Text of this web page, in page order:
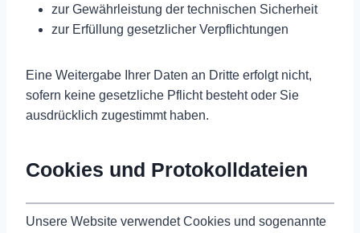
zur Gewährleistung der technischen Sicherheit
zur Erfüllung gesetzlicher Verpflichtungen
Eine Weitergabe Ihrer Daten an Dritte erfolgt nicht,
sofern keine gesetzliche Pflicht besteht oder Sie
ausdrücklich zugestimmt haben.
Cookies und Protokolldateien
Unsere Website verwendet Cookies und sogenannte